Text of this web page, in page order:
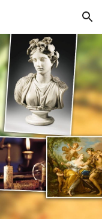
Skip to navigation